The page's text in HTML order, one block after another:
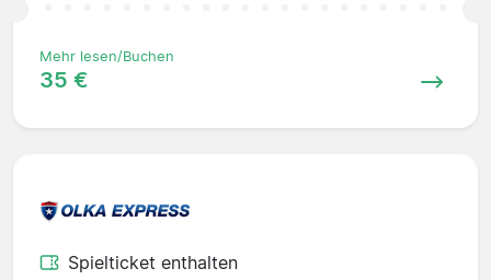
Mehr lesen/Buchen
35 €
Spielticket enthalten